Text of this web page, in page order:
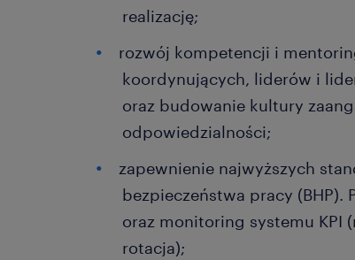
realizację;
rozwój kompetencji i
koordynujących, liderów i
oraz budowanie kultury
odpowiedzialności;
zapewnienie najwyższych
bezpieczeństwa pracy
oraz monitoring systemu KPI
rotacja);